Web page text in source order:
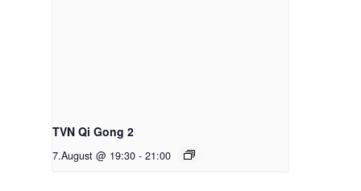
TVN Qi Gong 2
7.August @ 19:30 - 21:00